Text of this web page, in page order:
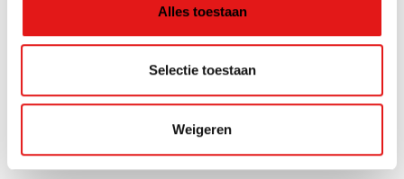
Alles toestaan
Selectie toestaan
Weigeren
Aanhanger huren in Velp
Een betrouwbare aanhangwagen huren bij Pak 'n Bak in Velp
is snel geregeld. Onze partnerlocatie Fieten zorgt ervoor
dat er altijd een aanhanger voor je klaarstaat. De
Velp-Zuid, Velp-Noord en Daalhuizen, zodat je niet ver
hoeft te rijden om je gehuurde aanhangwagen op te halen.